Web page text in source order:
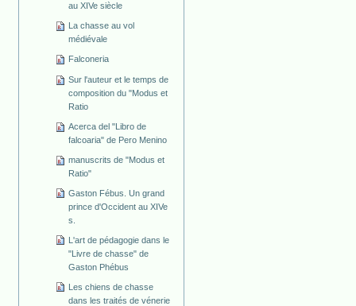
au XIVe siècle
La chasse au vol
médiévale
Falconeria
Sur l'auteur et le temps de
composition du "Modus et
Ratio
Acerca del "Libro de
falcoaria" de Pero Menino
manuscrits de "Modus et
Ratio"
Gaston Fébus. Un grand
prince d'Occident au XIVe
s.
L'art de pédagogie dans le
"Livre de chasse" de
Gaston Phébus
Les chiens de chasse
dans les traités de vénerie